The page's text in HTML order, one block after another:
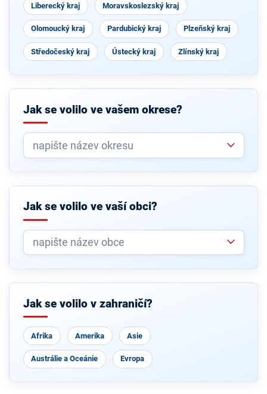
Liberecký kraj Moravskoslezský kraj
Olomoucký kraj Pardubický kraj Plzeňský kraj
Středočeský kraj Ústecký kraj Zlínský kraj
Jak se volilo ve vašem okrese?
Jak se volilo ve vaší obci?
Jak se volilo v zahraničí?
Afrika Amerika Asie
Austrálie a Oceánie Evropa